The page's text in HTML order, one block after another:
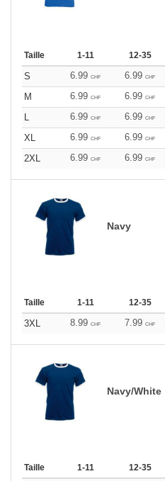
Taille 1-11 12-35
S 6.99 CHF 6.99 CHF
M
6.99 CHF 6.99 CHF
L
6.99 CHF 6.99 CHF
XL
6.99 CHF 6.99 CHF
2XL
6.99 CHF 6.99 CHF
Navy
Taille 1-11 12-35
3XL 8.99 CHF 7.99 CHF
Navy/White
Taille 1-11 12-35